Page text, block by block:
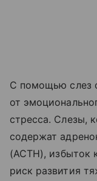
С помощью слез
от
стресса. Слезы,
содержат
(ACTH), избыток
риск развития